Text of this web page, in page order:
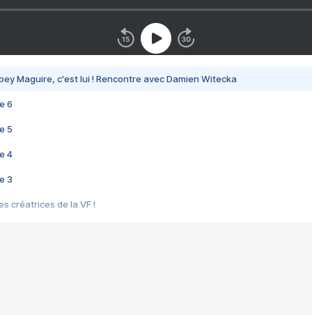
Maguire, c'est lui ! Rencontre avec Damien Witecka
6
5
4
3
créatrices de la VF !